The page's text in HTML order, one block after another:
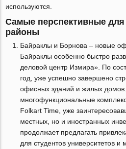
используются.
Самые перспективные для
районы
Байраклы и Борнова – новые
Байраклы особенно быстро
деловой центр Измира». По
год, уже успешно завершено
офисных зданий и жилых
многофункциональные
Folkart Time, уже
местных, но и иностранных
продолжает предлагать
для студентов университетов и